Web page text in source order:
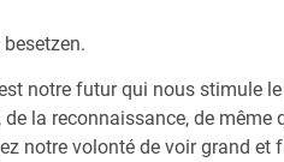
besetzen.
notre futur qui nous stimule
la reconnaissance, de même
notre volonté de voir grand et